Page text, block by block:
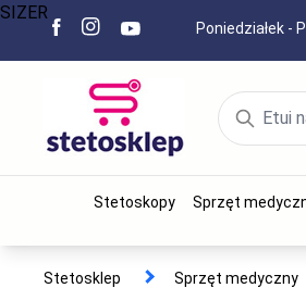
Poniedziałek -
Stetoskopy Sprzęt
Stetosklep Sprzęt medyczny
SIZER